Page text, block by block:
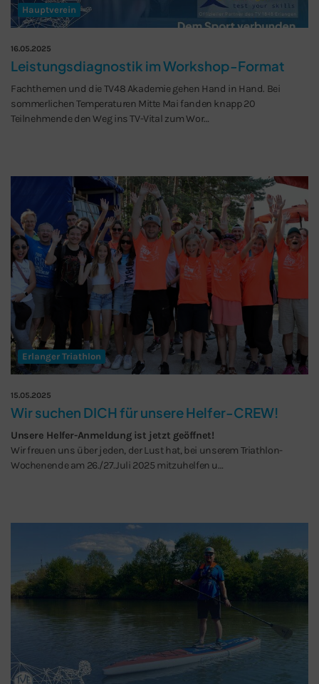
Hauptverein
16.05.2025
Leistungsdiagnostik im Workshop-Format
Fachthemen und die TV48 Akademie gehen Hand in Hand. Bei
sommerlichen Temperaturen Mitte Mai fanden knapp 20
Teilnehmende den Weg ins TV-Vital zum Wor…
Erlanger Triathlon
15.05.2025
Wir suchen DICH für unsere Helfer-CREW!
Unsere Helfer-Anmeldung ist jetzt geöffnet!
Wir freuen uns über jeden, der Lust hat, bei unserem Triathlon-
Wochenende am 26./27.Juli 2025 mitzuhelfen u…